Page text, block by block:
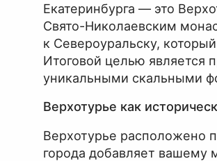
Екатеринбурга — это
Свято-Николаевским
к Североуральску,
Итоговой целью является
уникальными скальными
Верхотурье как
Верхотурье расположено
города добавляет вашему